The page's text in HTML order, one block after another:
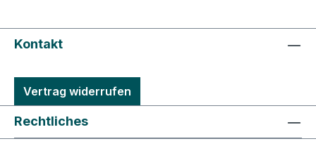
Kontakt
Vertrag widerrufen
Rechtliches